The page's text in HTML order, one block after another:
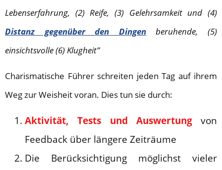
Lebenserfahrung, (2) Reife, (3) Gelehrsamkeit und (4)
Distanz gegenüber den Dingenberuhende, (5)
einsichtsvolle (6) Klugheit”
Charismatische Führer schreiten jeden Tag auf ihrem
Weg zur Weisheit voran. Dies tun sie durch:
Aktivität, Tests und Auswertungvon
Feedback über längere Zeiträume
Die Berücksichtigung möglichst vieler